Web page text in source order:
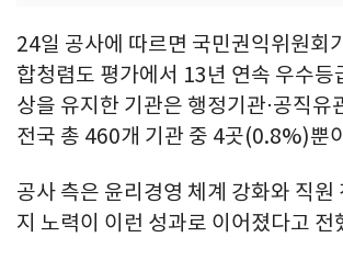
24일 공사에 따르면 국민권익위원회
합청렴도 평가에서 13년 연속 우수등
상을 유지한 기관은 행정기관⋅공직유
전국 총 460개 기관 중 4곳(0.8%)뿐
공사 측은 윤리경영 체계 강화와 직원
지 노력이 이런 성과로 이어졌다고 전